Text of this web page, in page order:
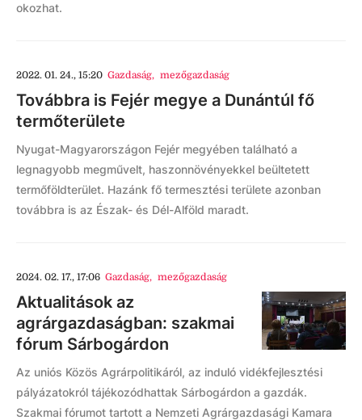
okozhat.
2022. 01. 24., 15:20 Gazdaság, mezőgazdaság
Továbbra is Fejér megye a Dunántúl fő
termőterülete
Nyugat-Magyarországon Fejér megyében található a
legnagyobb megművelt, haszonnövényekkel beültetett
termőföldterület. Hazánk fő termesztési területe azonban
továbbra is az Észak- és Dél-Alföld maradt.
2024. 02. 17., 17:06 Gazdaság, mezőgazdaság
Aktualitások az
agrárgazdaságban: szakmai
fórum Sárbogárdon
Az uniós Közös Agrárpolitikáról, az induló vidékfejlesztési
pályázatokról tájékozódhattak Sárbogárdon a gazdák.
Szakmai fórumot tartott a Nemzeti Agrárgazdasági Kamara